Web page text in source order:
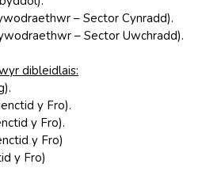
– Sector Cynradd).
– Sector Uwchradd).
dibleidlais:
y Fro).
y Fro).
y Fro)
y Fro)